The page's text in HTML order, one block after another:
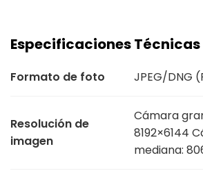
Especificaciones Técnicas
Formato de foto JPEG/DNG
Resolución de
imagen
Cámara
8192×6144
mediana: